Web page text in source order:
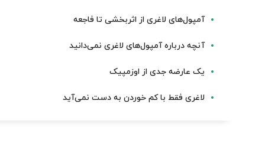
آمپول‌های لاغری از اثربخشی تا فاجعه
آنچه درباره آمپول‌های لاغری نمی‌دانید
یک عارضه جدی از اوزمپیک
لاغری فقط با کم خوردن به دست نمی‌آید